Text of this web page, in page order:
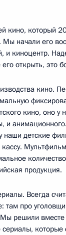
кино, который
начали его
и киноцентр.
открыть, это
кино.
кино, оно у
и
наши детские
кассу.
продукция.
Всегда
там про
решили вместе
сериалы,